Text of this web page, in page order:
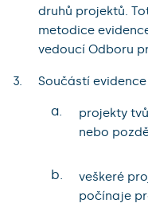
druhů projektů.
metodice
vedoucí Odboru
Součástí
a.
projekty
nebo
b.
veškeré
počínaje